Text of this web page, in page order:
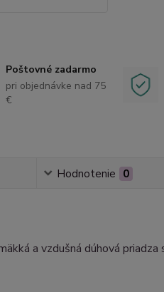
Poštovné zadarmo
pri objednávke nad 75
€
Hodnotenie 0
a vzdušná dúhová priadza